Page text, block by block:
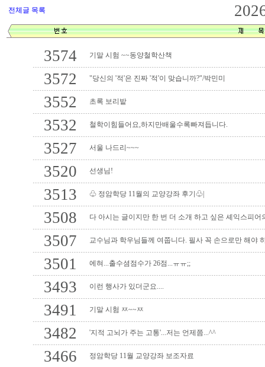
전체글 목록
3574 기말 시험 ~~동양철학산책
3572 "당신의 '적'은 진짜 '적'이 맞습니까?"/박민미
3552 초록 보리밭
3532 철학이힘들어요,하지만배울수록빠져듭니다.
3527 서울 나드리~~~
3520 선생님!
3513 ♧ 정암학당 11월의 교양강좌 후기♧|
3508 다 아시는 글이지만 한 번 더 소개 하고 싶은 셰익스피어
3507 교수님과 학우님들께 여쭙니다. 필사 꼭 손으로만 해야
3501 에혀...출수셤점수가 26점...ㅠㅠ;;
3493 이런 행사가 있더군요....
3491 기말 시험 ㅉ~~ㅉ
3482 '지적 고뇌가 주는 고통'...저는 언제쯤...^^
3466 정암학당 11월 교양강좌 보조자료